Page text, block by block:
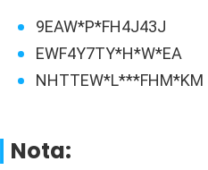
9EAW*P*FH4J43J
EWF4Y7TY*H*W*EA
NHTTEW*L***FHM*KM
Nota: